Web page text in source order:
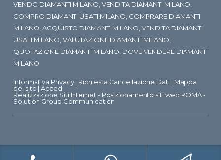
VENDO DIAMANTI MILANO VENDITA DIAMANTI MILANO
COMPRO DIAMANTI USATI MILANO COMPRARE DIAMANTI
MILANO ACQUISTO DIAMANTI MILANO VENDITA DIAMANTI
USATI MILANO VALUTAZIONE DIAMANTI MILANO
QUOTAZIONE DIAMANTI MILANO DOVE VENDERE DIAMANTI
MILANO
Informativa Privacy| Richiesta Cancellazione Dati| Mappa
del sito | Accedi
Realizzazione Siti Internet - Posizionamento siti web ROMA-
Solution Group Communication